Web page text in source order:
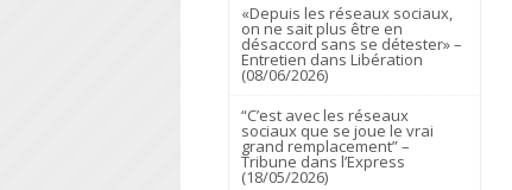
«Depuis les réseaux sociaux,
on ne sait plus être en
désaccord sans se détester» –
Entretien dans Libération
(08/06/2026)
“C’est avec les réseaux
sociaux que se joue le vrai
grand remplacement” –
Tribune dans l’Express
(18/05/2026)